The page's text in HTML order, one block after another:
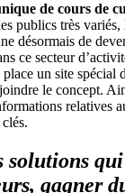
de cours de
publics très variés,
désormais de
ce secteur
un site spécial
le concept.
relatives
solutions
gagner